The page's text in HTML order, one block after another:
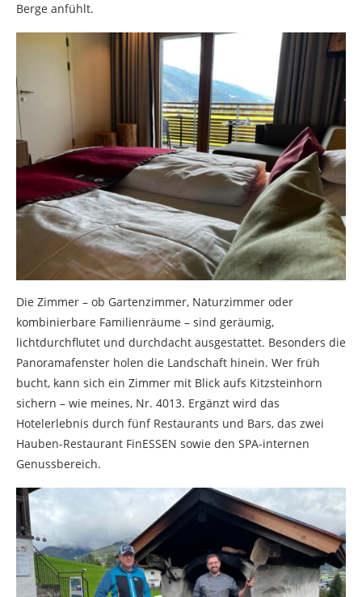
Berge anfühlt.
Die Zimmer – ob Gartenzimmer, Naturzimmer oder
kombinierbare Familienräume – sind geräumig,
lichtdurchflutet und durchdacht ausgestattet. Besonders die
Panoramafenster holen die Landschaft hinein. Wer früh
bucht, kann sich ein Zimmer mit Blick aufs Kitzsteinhorn
sichern – wie meines, Nr. 4013. Ergänzt wird das
Hotelerlebnis durch fünf Restaurants und Bars, das zwei
Hauben-Restaurant FinESSEN sowie den SPA-internen
Genussbereich.